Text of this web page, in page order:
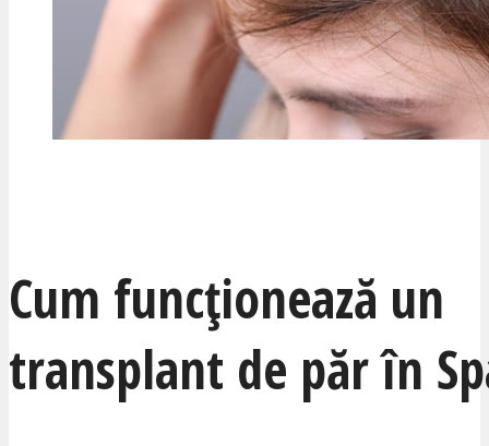
Cum funcționează un
transplant de păr în